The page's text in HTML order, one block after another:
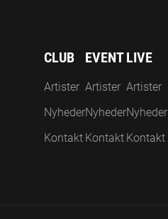
CLUB
Artister
Nyheder
Kontakt
EVENT
Artister
Nyheder
Kontakt
LIVE
Artister
Nyheder
Kontakt